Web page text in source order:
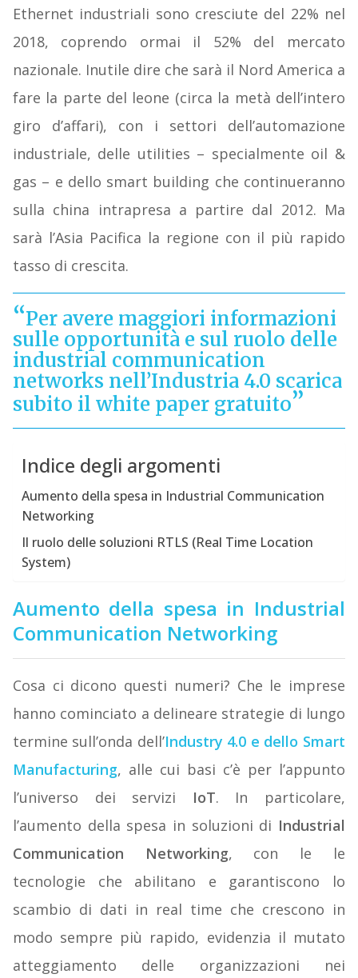
Ethernet industriali sono cresciute del 22% nel
2018, coprendo ormai il 52% del mercato
nazionale. Inutile dire che sarà il Nord America a
fare la parte del leone (circa la metà dell’intero
giro d’affari), con i settori dell’automazione
industriale, delle utilities – specialmente oil &
gas – e dello smart building che continueranno
sulla china intrapresa a partire dal 2012. Ma
sarà l’Asia Pacifica la regione con il più rapido
tasso di crescita.
Per avere maggiori informazioni
sulle opportunità e sul ruolo delle
industrial communication
networks nell’Industria 4.0 scarica
subito il white paper gratuito
Indice degli argomenti
Aumento della spesa in Industrial Communication
Networking
Il ruolo delle soluzioni RTLS (Real Time Location
System)
Aumento della spesa in Industrial
Communication Networking
Cosa ci dicono questi numeri? Che le imprese
hanno cominciato a delineare strategie di lungo
termine sull’onda dell’Industry 4.0 e dello Smart
Manufacturing, alle cui basi c’è per l’appunto
l’universo dei servizi IoT. In particolare,
l’aumento della spesa in soluzioni di Industrial
Communication Networking, con le le
tecnologie che abilitano e garantiscono lo
scambio di dati in real time che crescono in
modo sempre più rapido, evidenzia il mutato
atteggiamento delle organizzazioni nei